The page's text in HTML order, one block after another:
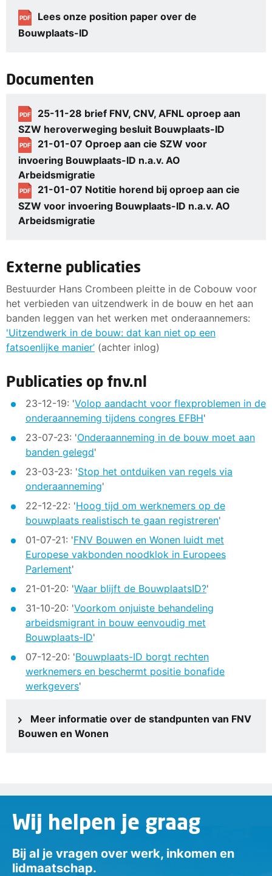
PDF
Lees onze position paper over de
Bouwplaats-ID
Documenten
PDF
25-11-28 brief FNV, CNV, AFNL oproep aan
SZW heroverweging besluit Bouwplaats-ID
PDF
21-01-07 Oproep aan cie SZW voor
invoering Bouwplaats-ID n.a.v. AO
Arbeidsmigratie
PDF
21-01-07 Notitie horend bij oproep aan cie
SZW voor invoering Bouwplaats-ID n.a.v. AO
Arbeidsmigratie
Externe publicaties
Bestuurder Hans Crombeen pleitte in de Cobouw voor
het verbieden van uitzendwerk in de bouw en het aan
banden leggen van het werken met onderaannemers:
'Uitzendwerk in de bouw: dat kan niet op een
fatsoenlijke manier’ (achter inlog)
Publicaties op fnv.nl
23-12-19: 'Volop aandacht voor flexproblemen in de
onderaanneming tijdens congres EFBH'
23-07-23: 'Onderaanneming in de bouw moet aan
banden gelegd'
23-03-23: 'Stop het ontduiken van regels via
onderaanneming'
22-12-22: 'Hoog tijd om werknemers op de
bouwplaats realistisch te gaan registreren'
01-07-21: 'FNV Bouwen en Wonen luidt met
Europese vakbonden noodklok in Europees
Parlement'
21-01-20: 'Waar blijft de BouwplaatsID?'
31-10-20: 'Voorkom onjuiste behandeling
arbeidsmigrant in bouw eenvoudig met
Bouwplaats-ID'
07-12-20: 'Bouwplaats-ID borgt rechten
werknemers en beschermt positie bonafide
werkgevers'
Meer informatie over de standpunten van FNV
Bouwen en Wonen
Wij helpen je graag
Bij al je vragen over werk, inkomen en
lidmaatschap.